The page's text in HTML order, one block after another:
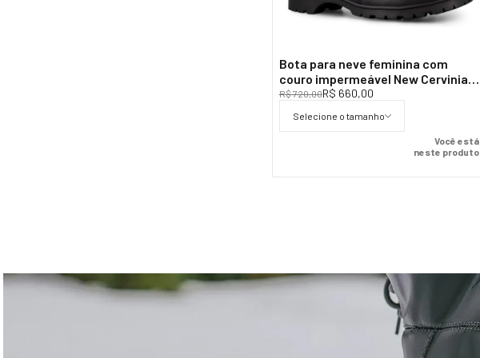
Você está
neste produto
Bota para neve feminina com
couro impermeável New Cervinia
em lã sintética Ref.:23401
R$ 720,00R$ 660,00
Selecione o tamanho